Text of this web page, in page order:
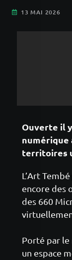
13 MAI 2026
Ouverte il
numérique
territoires
L’Art
encore des
des 660
Porté par
un espace